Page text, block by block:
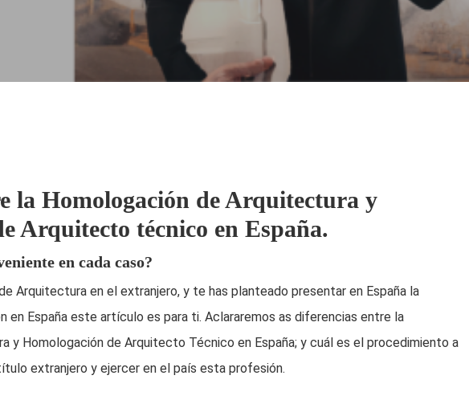
la Homologación de Arquitectura y
Arquitecto técnico en España.
en cada caso?
Arquitectura en el extranjero, y te has planteado presentar en España la
en España este artículo es para ti. Aclararemos as diferencias entre la
y Homologación de Arquitecto Técnico en España; y cuál es el procedimiento a
extranjero y ejercer en el país esta profesión.